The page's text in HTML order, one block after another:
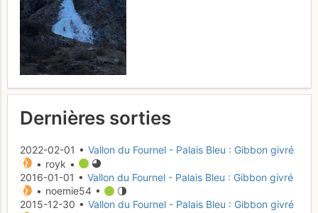
Dernières sorties
2022-02-01 • Vallon du Fournel - Palais Bleu : Gibbon givré
• royk •
2016-01-01 • Vallon du Fournel - Palais Bleu : Gibbon givré
• noemie54 •
2015-12-30 • Vallon du Fournel - Palais Bleu : Gibbon givré